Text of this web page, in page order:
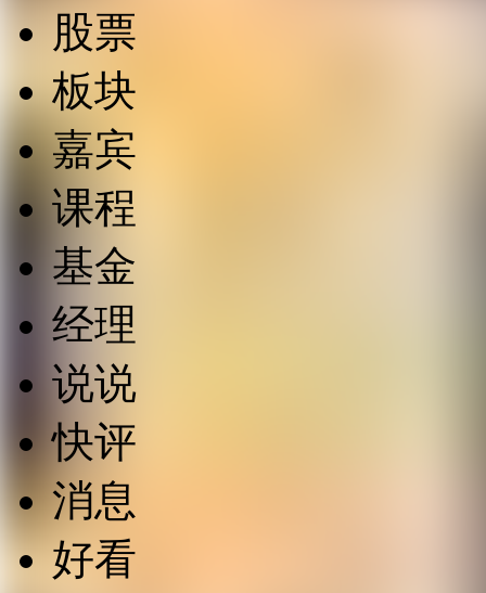
股票
板块
嘉宾
课程
基金
经理
说说
快评
消息
好看